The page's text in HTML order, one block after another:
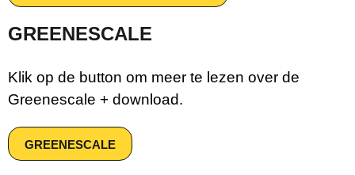
GREENESCALE
Klik op de button om meer te lezen over de
Greenescale + download.
GREENESCALE